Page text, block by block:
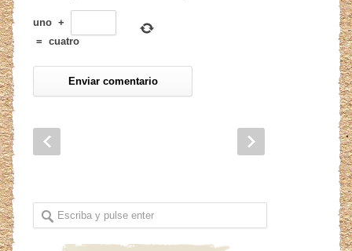
uno +
=
cuatro